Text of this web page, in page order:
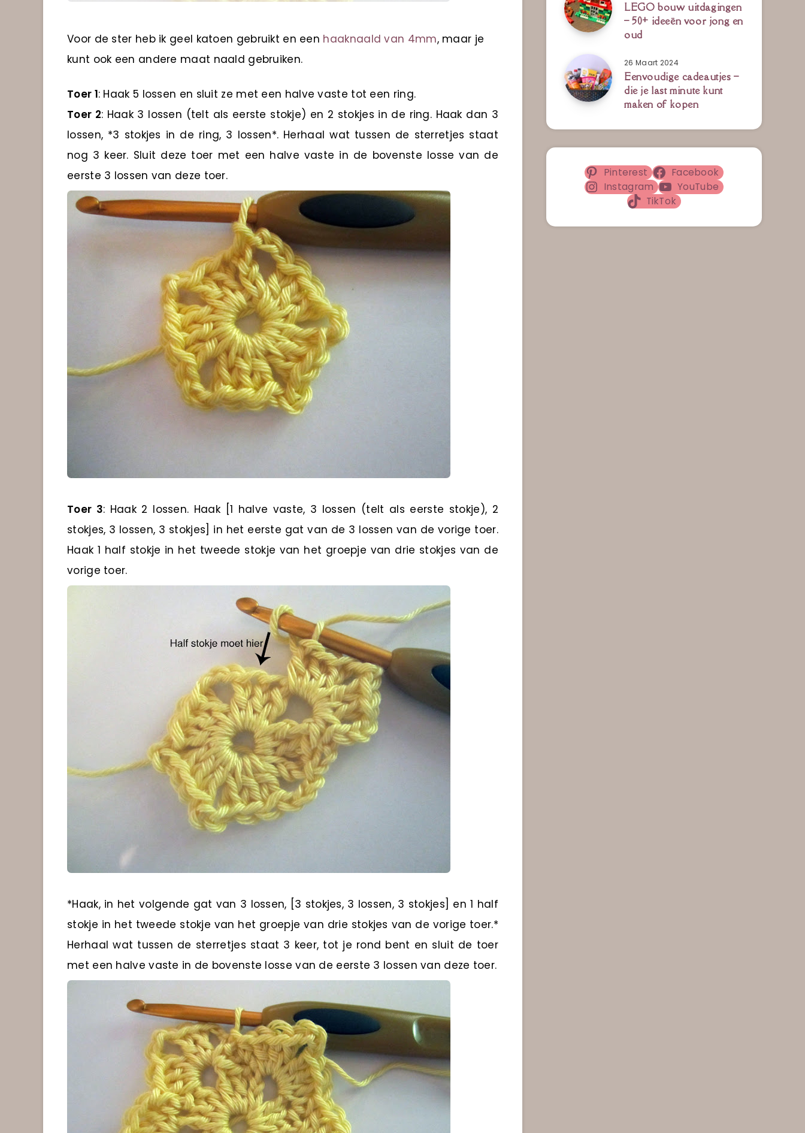
Voor de ster heb ik geel katoen gebruikt en een haaknaald van 4mm, maar je
kunt ook een andere maat naald gebruiken.
Toer 1: Haak 5 lossen en sluit ze met een halve vaste tot een ring.
Toer 2: Haak 3 lossen (telt als eerste stokje) en 2 stokjes in de ring. Haak dan 3
lossen, *3 stokjes in de ring, 3 lossen*. Herhaal wat tussen de sterretjes staat
nog 3 keer. Sluit deze toer met een halve vaste in de bovenste losse van de
eerste 3 lossen van deze toer.
Toer 3: Haak 2 lossen. Haak [1 halve vaste, 3 lossen (telt als eerste stokje), 2
stokjes, 3 lossen, 3 stokjes] in het eerste gat van de 3 lossen van de vorige toer.
Haak 1 half stokje in het tweede stokje van het groepje van drie stokjes van de
vorige toer.
*Haak, in het volgende gat van 3 lossen, [3 stokjes, 3 lossen, 3 stokjes] en 1 half
stokje in het tweede stokje van het groepje van drie stokjes van de vorige toer.*
Herhaal wat tussen de sterretjes staat 3 keer, tot je rond bent en sluit de toer
met een halve vaste in de bovenste losse van de eerste 3 lossen van deze toer.
LEGO bouw uitdagingen
– 50+ ideeën voor jong en
oud
26 Maart 2024
Eenvoudige cadeautjes –
die je last minute kunt
maken of kopen
Pinterest
Facebook
Instagram
YouTube
TikTok